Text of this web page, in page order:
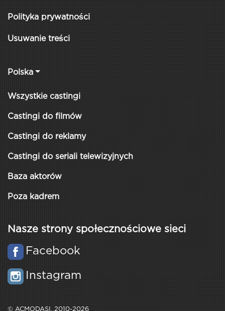
Polityka prywatności
Usuwanie treści
Polska
Wszystkie castingi
Castingi do filmów
Castingi do reklamy
Castingi do seriali telewizyjnych
Baza aktorów
Poza kadrem
Nasze strony społecznościowe sieci
Facebook
Instagram
© ACMODASI, 2010-2026